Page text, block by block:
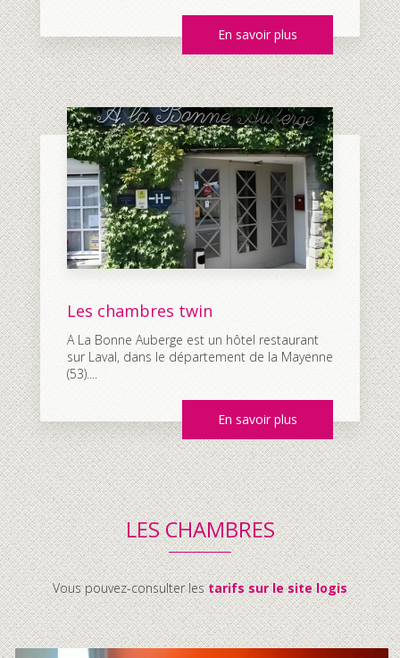
En savoir plus
Les chambres twin
A La Bonne Auberge est un hôtel restaurant
sur Laval, dans le département de la Mayenne
(53)....
En savoir plus
LES CHAMBRES
Vous pouvez-consulter lestarifs sur le site logis